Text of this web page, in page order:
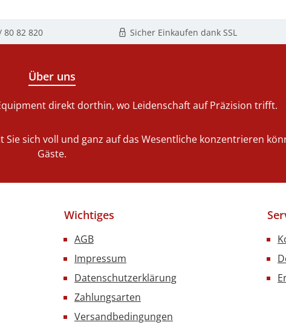
80 82 820 Sicher Einkaufen dank SSL
Über uns
direkt dorthin, wo Leidenschaft auf Präzision trifft.
sich voll und ganz auf das Wesentliche konzentrieren
Gäste.
Wichtiges
AGB
Impressum
Datenschutzerklärung
Zahlungsarten
Versandbedingungen